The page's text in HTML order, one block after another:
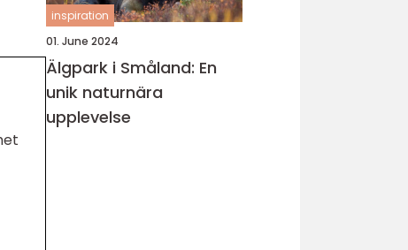
inspiration
01. June 2024
Älgpark i Småland: En
unik naturnära
upplevelse